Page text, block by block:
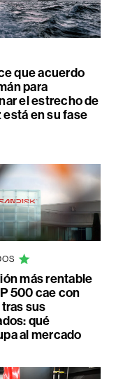
que acuerdo
para
el estrecho de
está en su fase
más rentable
500 cae con
sus
qué
al mercado